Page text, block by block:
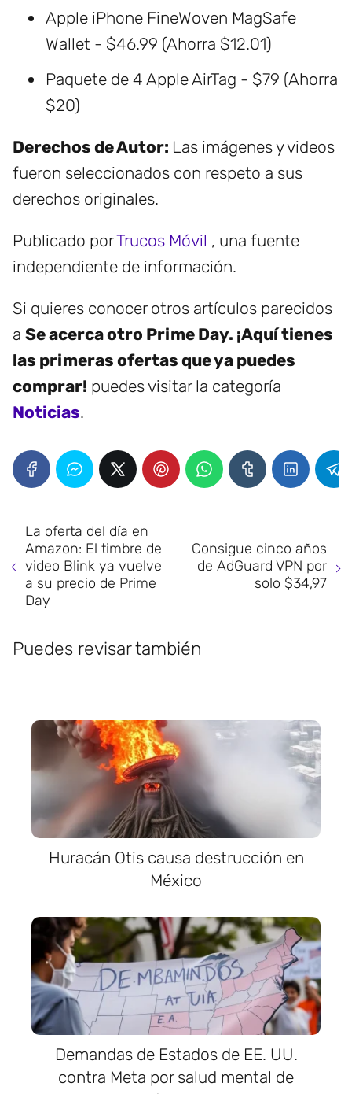
Apple iPhone FineWoven MagSafe
Wallet - $46.99 (Ahorra $12.01)
Paquete de 4 Apple AirTag - $79 (Ahorra
$20)
Derechos de Autor: Las imágenes y videos
fueron seleccionados con respeto a sus
derechos originales.
Publicado porTrucos Móvil , una fuente
independiente de información.
Si quieres conocer otros artículos parecidos
a Se acerca otro Prime Day. ¡Aquí tienes
las primeras ofertas que ya puedes
comprar! puedes visitar la categoría
Noticias.
La oferta del día en
Amazon: El timbre de
video Blink ya vuelve
a su precio de Prime
Day
Consigue cinco años
de AdGuard VPN por
solo $34,97
Puedes revisar también
Huracán Otis causa destrucción en
México
Demandas de Estados de EE. UU.
contra Meta por salud mental de